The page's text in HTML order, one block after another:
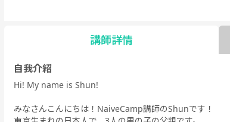
講師詳情
自我介紹
Hi! My name is Shun!
みなさんこんにちは！NaiveCamp講師のShunです！